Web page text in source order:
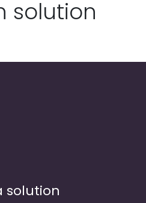
solution
solution